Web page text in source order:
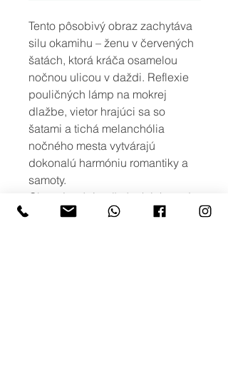
Tento pôsobivý obraz zachytáva
silu okamihu – ženu v červených
šatách, ktorá kráča osamelou
nočnou ulicou v daždi. Reflexie
pouličných lámp na mokrej
dlažbe, vietor hrajúci sa so
šatami a tichá melanchólia
nočného mesta vytvárajú
dokonalú harmóniu romantiky a
samoty.
Obraz je výnimočným kúskom do
moderného interiéru, ktorý dodá